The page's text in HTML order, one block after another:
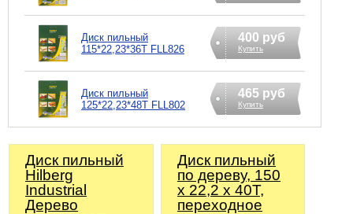
Диск пильный
115*22,23*36Т FLL826
400 руб
Купить
Диск пильный
125*22,23*48Т FLL802
465 руб
Купить
Диск пильный
Hilberg
Industrial
Дерево
Диск пильный
по дереву, 150
x 22,2 x 40T,
переходное